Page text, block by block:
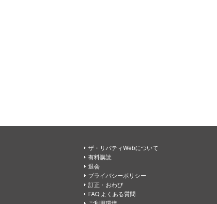
ザ・リバティWebについて
有料購読
退会
プライバシーポリシー
訂正・おわび
FAQ よくある質問